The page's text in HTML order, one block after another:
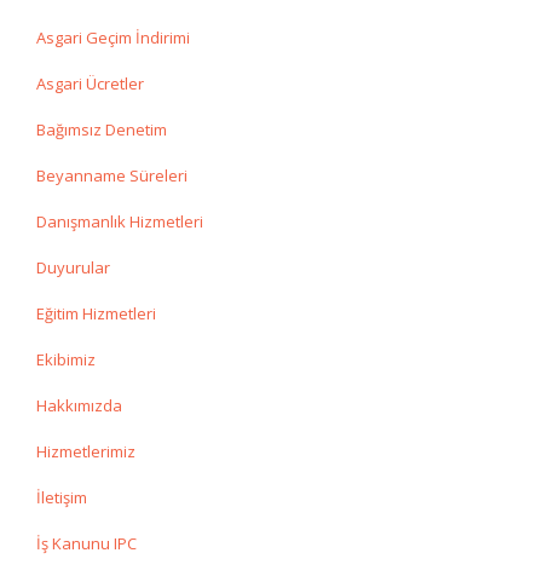
Asgari Geçim İndirimi
Asgari Ücretler
Bağımsız Denetim
Beyanname Süreleri
Danışmanlık Hizmetleri
Duyurular
Eğitim Hizmetleri
Ekibimiz
Hakkımızda
Hizmetlerimiz
İletişim
İş Kanunu IPC